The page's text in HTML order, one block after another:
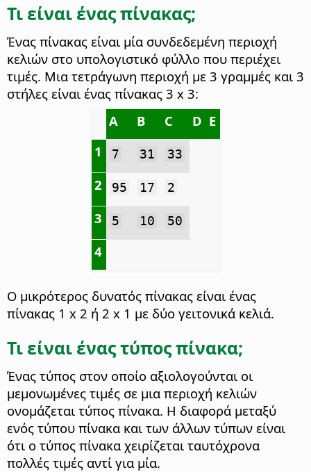
Τι είναι ένας πίνακας;
Ένας πίνακας είναι μία συνδεδεμένη περιοχή
κελιών στο υπολογιστικό φύλλο που περιέχει
τιμές. Μια τετράγωνη περιοχή με 3 γραμμές και 3
στήλες είναι ένας πίνακας 3 x 3:
A
B C D E
1
7 31 33
2 95 17 2
3 5 10 50
4
Ο μικρότερος δυνατός πίνακας είναι ένας
πίνακας 1 x 2 ή 2 x 1 με δύο γειτονικά κελιά.
Τι είναι ένας τύπος πίνακα;
Ένας τύπος στον οποίο αξιολογούνται οι
μεμονωμένες τιμές σε μια περιοχή κελιών
ονομάζεται τύπος πίνακα. Η διαφορά μεταξύ
ενός τύπου πίνακα και των άλλων τύπων είναι
ότι ο τύπος πίνακα χειρίζεται ταυτόχρονα
πολλές τιμές αντί για μία.